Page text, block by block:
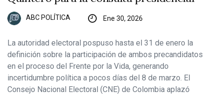
ABC POLÍTICA Ene 30, 2026
La autoridad electoral pospuso hasta el 31 de enero la
definición sobre la participación de ambos precandidatos
en el proceso del Frente por la Vida, generando
incertidumbre política a pocos días del 8 de marzo. El
Consejo Nacional Electoral (CNE) de Colombia aplazó